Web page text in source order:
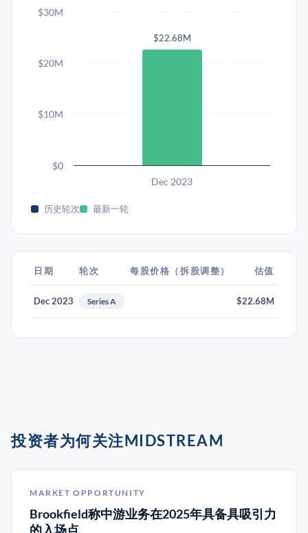
$22.68M
Dec 2023
$0
$10M
$20M
$30M
历史轮次 最新一轮
日期 轮次 每股价格（拆股调整） 估值
Dec 2023 Series A $22.68M
投资者为何关注MIDSTREAM
MARKET OPPORTUNITY
Brookfield称中游业务在2025年具备具吸引力
的入场点